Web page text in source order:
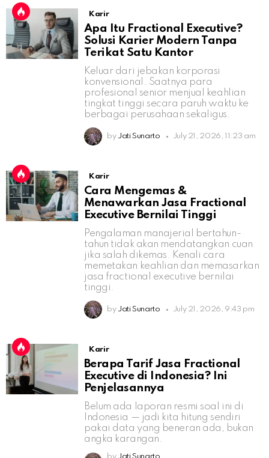
Karir
Apa Itu Fractional Executive?
Solusi Karier Modern Tanpa
Terikat Satu Kantor
Keluar dari jebakan korporasi
konvensional. Saatnya para
profesional senior menjual keahlian
tingkat tinggi secara paruh waktu ke
berbagai perusahaan sekaligus.
by Jati Sunarto July 21, 2026, 11:23 am
Karir
Cara Mengemas &
Menawarkan Jasa Fractional
Executive Bernilai Tinggi
Pengalaman manajerial bertahun-
tahun tidak akan mendatangkan cuan
jika salah dikemas. Kenali cara
memetakan keahlian dan memasarkan
jasa fractional executive bernilai
tinggi.
by Jati Sunarto July 21, 2026, 9:43 pm
Karir
Berapa Tarif Jasa Fractional
Executive di Indonesia? Ini
Penjelasannya
Belum ada laporan resmi soal ini di
Indonesia — jadi kita hitung sendiri
pakai data yang beneran ada, bukan
angka karangan.